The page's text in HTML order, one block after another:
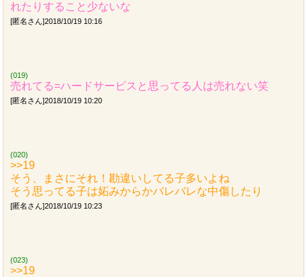
れたりすること少ないな
[匿名さん]2018/10/19 10:16
(019)
売れてる=ハードサービスと思ってる人は売れない笑
[匿名さん]2018/10/19 10:20
(020)
>>19
そう、まさにそれ！勘違いしてる子多いよね
そう思ってる子は妬みからかバレバレな中傷したり
[匿名さん]2018/10/19 10:23
(023)
>>19